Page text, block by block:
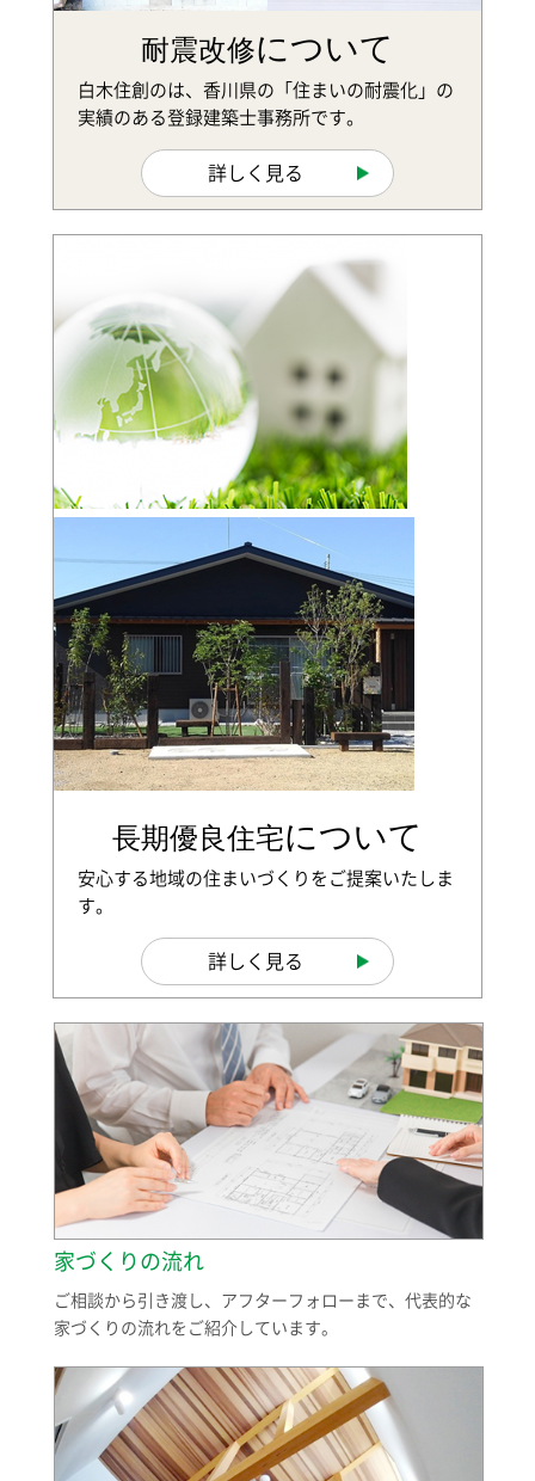
耐震改修について
白木住創のは、香川県の「住まいの耐震化」の
実績のある登録建築士事務所です。
詳しく見る
長期優良住宅について
安心する地域の住まいづくりをご提案いたしま
す。
詳しく見る
家づくりの流れ
ご相談から引き渡し、アフターフォローまで、代表的な
家づくりの流れをご紹介しています。